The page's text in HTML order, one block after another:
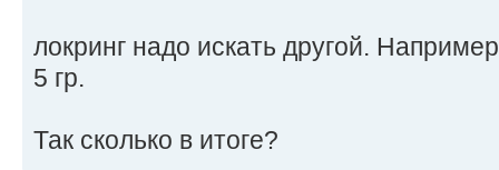
локринг надо искать другой.
5 гр.
Так сколько в итоге?